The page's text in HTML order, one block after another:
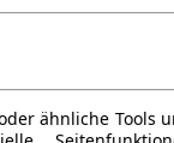
ähnliche Tools